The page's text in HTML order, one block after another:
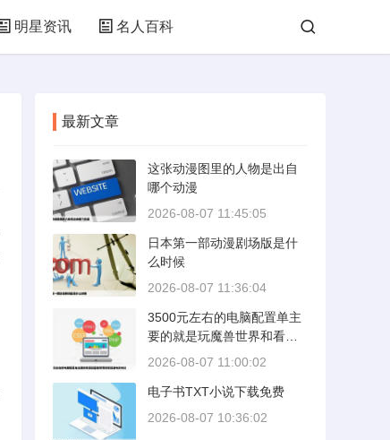
明星资讯 名人百科
最新文章
这张动漫图里的人物是出自
哪个动漫
2026-08-07 11:45:05
日本第一部动漫剧场版是什
么时候
2026-08-07 11:36:04
3500元左右的电脑配置单主
要的就是玩魔兽世界和看高
清电影所以
2026-08-07 11:00:02
电子书TXT小说下载免费
2026-08-07 10:36:02